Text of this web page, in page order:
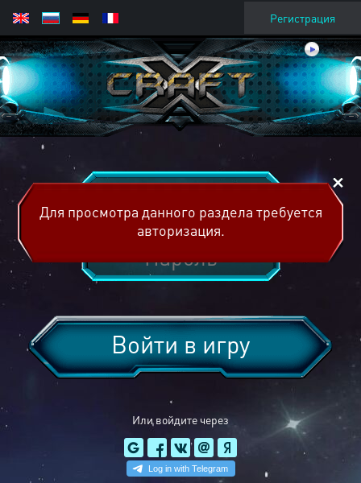
Регистрация
Или войдите через
Войти в игру
Для просмотра данного раздела требуется
авторизация.